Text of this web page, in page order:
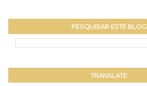
PESQUISAR ESTE BLOG
TRANSLATE